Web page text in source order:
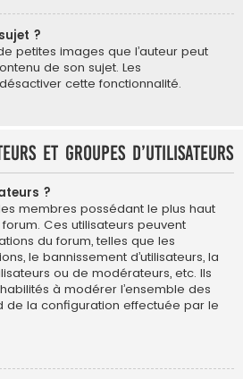
?
petites images que l’auteur peut
de son sujet. Les
cette fonctionnalité.
et groupes d’utilisateurs
?
membres possédant le plus haut
Ces utilisateurs peuvent
du forum, telles que les
le bannissement d’utilisateurs, la
ou de modérateurs, etc. Ils
à modérer l’ensemble des
de la configuration effectuée par le